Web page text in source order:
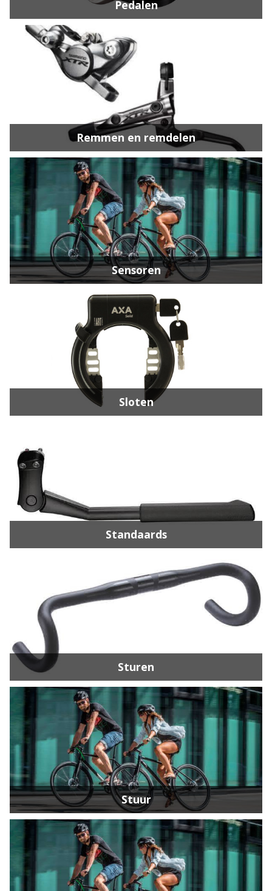
Pedalen
Remmen en remdelen
Sensoren
Sloten
Standaards
Sturen
Stuur